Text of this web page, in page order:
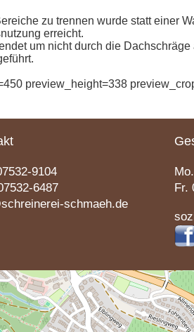
zu trennen wurde statt einer
erreicht.
um nicht durch die
preview_height=338
9104
6487
schmaeh.de
Fr.